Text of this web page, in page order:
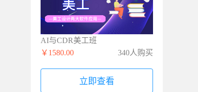
AI与CDR美工班
￥1580.00
340人购买
立即查看